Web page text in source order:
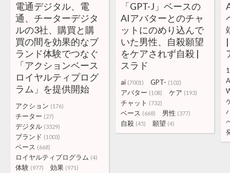
電通デジタル、電
通、チーターデジタ
ルの3社、購買と購
買の間を効果的なブ
ランド体験でつなぐ
「アクションベース
ロイヤルティプログ
ラム」を提供開始
アクション (176)
チーター (27)
デジタル (3329)
ブランド (1003)
ベース (668)
ロイヤルティプログラム (4)
体験 (977) 効果 (971)
「GPT-J」ベースの
AIアバターとのチャ
ットにのめり込んで
いた男性、自殺願望
をケアされず自殺 |
スラド
ai (7001) GPT- (102)
アバター (108) ケア (193)
チャット (732)
ベース (668) 男性 (377)
自殺 (45) 願望 (4)